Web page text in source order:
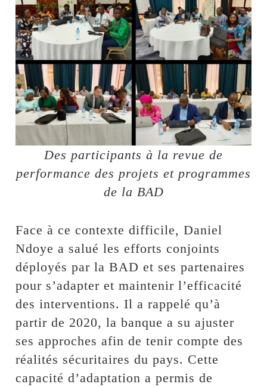
Des participants à la revue de
performance des projets et programmes
de la BAD
Face à ce contexte difficile, Daniel
Ndoye a salué les efforts conjoints
déployés par la BAD et ses partenaires
pour s’adapter et maintenir l’efficacité
des interventions. Il a rappelé qu’à
partir de 2020, la banque a su ajuster
ses approches afin de tenir compte des
réalités sécuritaires du pays. Cette
capacité d’adaptation a permis de